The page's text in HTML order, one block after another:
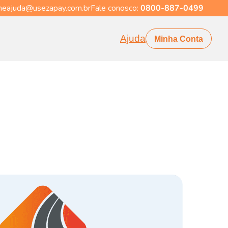
Fale conosco: 0800-887-0499
Ajuda Minha Conta